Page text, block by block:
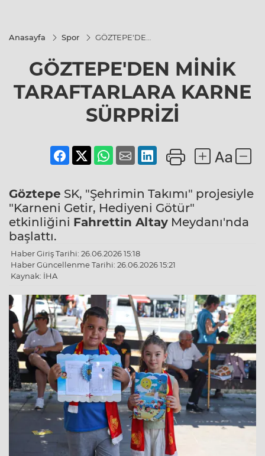
Anasayfa Spor
GÖZTEPE'DEN
KARNE
SÜRPRİZİ
GÖZTEPE'DEN MİNİK
TARAFTARLARA KARNE
SÜRPRİZİ
Göztepe SK, "Şehrimin Takımı" projesiyle
"Karneni Getir, Hediyeni Götür"
etkinliğini Fahrettin Altay Meydanı'nda
başlattı.
Haber Giriş Tarihi: 26.06.2026 15:18
Haber Güncellenme Tarihi: 26.06.2026 15:21
Kaynak: İHA